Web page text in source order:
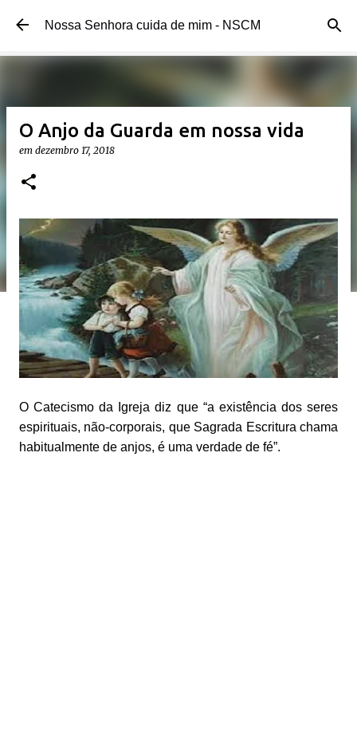
Pular para o conteúdo principal
Nossa Senhora cuida de mim - NSCM
O Anjo da Guarda em nossa vida
em dezembro 17, 2018
O Catecismo da Igreja diz que “a existência dos seres
espirituais, não-corporais, que Sagrada Escritura chama
habitualmente de anjos, é uma verdade de fé”.